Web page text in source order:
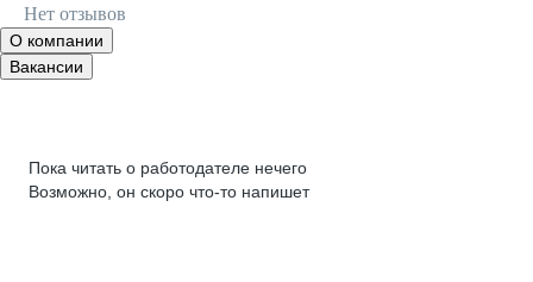
Нет отзывов
О компании
Вакансии
Пока читать о работодателе нечего
Возможно, он скоро что‑то напишет